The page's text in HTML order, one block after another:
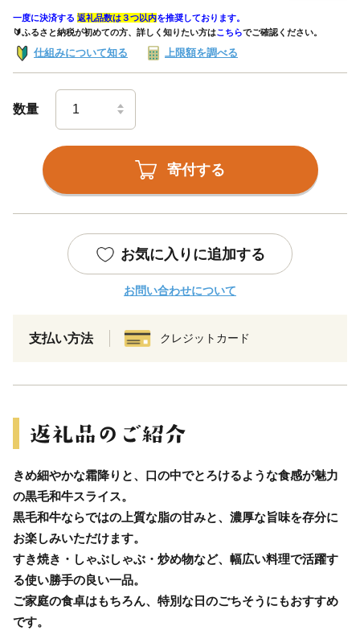
一度に決済する 返礼品数は３つ以内を推奨しております。
🔰ふるさと納税が初めての方、詳しく知りたい方はこちらでご確認ください。
仕組みについて知る 上限額を調べる
数量
寄付する
お気に入りに追加する
お問い合わせについて
支払い方法 クレジットカード
きめ細やかな霜降りと、口の中でとろけるような食感が魅力
の黒毛和牛スライス。
黒毛和牛ならではの上質な脂の甘みと、濃厚な旨味を存分に
お楽しみいただけます。
すき焼き・しゃぶしゃぶ・炒め物など、幅広い料理で活躍す
る使い勝手の良い一品。
ご家庭の食卓はもちろん、特別な日のごちそうにもおすすめ
です。